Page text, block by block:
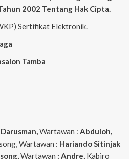
2002 Tentang Hak Cipta
Sertifikat Elektronik.
Tamba
Darusman, Wartawan : Abduloh,
Wartawan : Hariando Sitinjak
Wartawan : Andre, Kabiro